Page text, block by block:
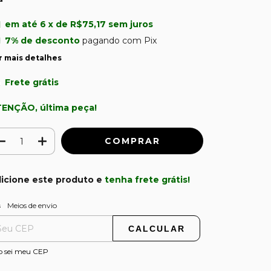
em até 6 x de R$75,17 sem juros
7% de descontopagando com Pix
mais detalhes
Frete grátis
última peça!
este produto e tenha frete grátis!
para o CEP:
Meios de envio
CALCULAR
sei meu CEP